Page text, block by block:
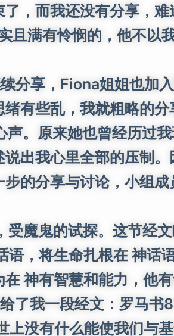
，而我还没有分享，难
且满有怜悯的，他不以
分享，Fiona姐姐也加
有些乱，我就粗略的分
。原来她也曾经历过
出我心里全部的压制。
的分享与讨论，小组成
魔鬼的试探。这节经
语，将生命扎根在 神话
神有智慧和能力，他
了我一段经文：罗马书
上没有什么能使我们与